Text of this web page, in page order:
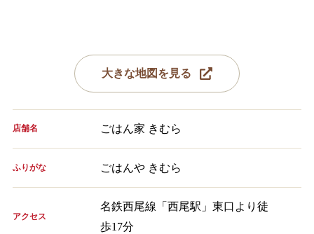
大きな地図を見る
店舗名 ごはん家 きむら
ふりがな ごはんや きむら
アクセス
名鉄西尾線「西尾駅」東口より徒
歩17分